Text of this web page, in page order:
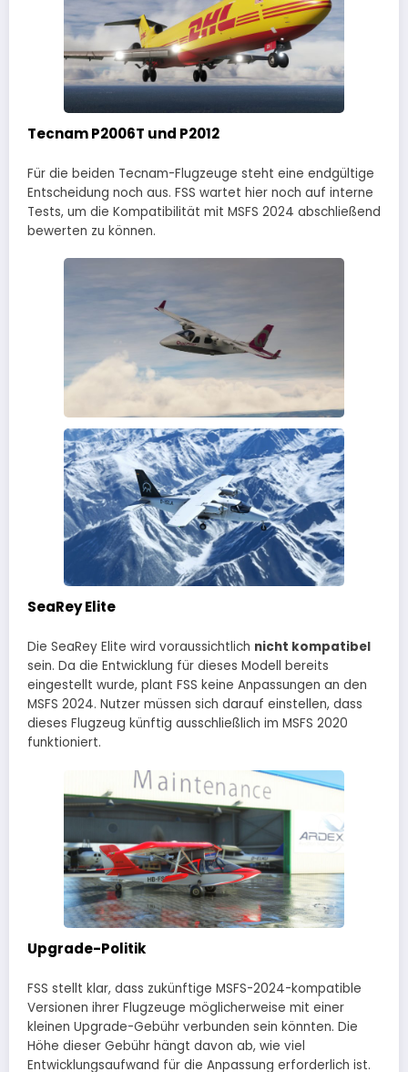
Tecnam P2006T und P2012
Für die beiden Tecnam-Flugzeuge steht eine endgültige
Entscheidung noch aus. FSS wartet hier noch auf interne
Tests, um die Kompatibilität mit MSFS 2024 abschließend
bewerten zu können.
SeaRey Elite
Die SeaRey Elite wird voraussichtlich nicht kompatibel
sein. Da die Entwicklung für dieses Modell bereits
eingestellt wurde, plant FSS keine Anpassungen an den
MSFS 2024. Nutzer müssen sich darauf einstellen, dass
dieses Flugzeug künftig ausschließlich im MSFS 2020
funktioniert.
Upgrade-Politik
FSS stellt klar, dass zukünftige MSFS-2024-kompatible
Versionen ihrer Flugzeuge möglicherweise mit einer
kleinen Upgrade-Gebühr verbunden sein könnten. Die
Höhe dieser Gebühr hängt davon ab, wie viel
Entwicklungsaufwand für die Anpassung erforderlich ist.